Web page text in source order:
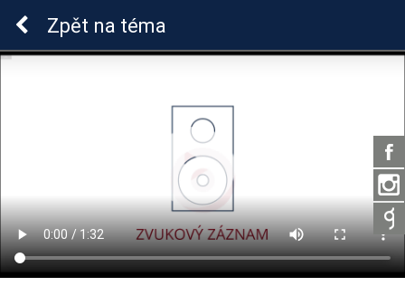
Lymeská borrelióza
Zpět na téma